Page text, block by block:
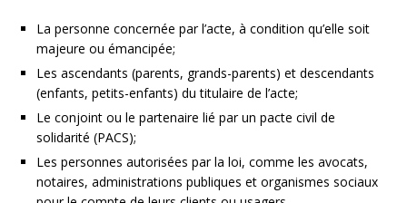
La personne concernée par l’acte, à condition qu’elle soit
majeure ou émancipée;
Les ascendants (parents, grands-parents) et descendants
(enfants, petits-enfants) du titulaire de l’acte;
Le conjoint ou le partenaire lié par un pacte civil de
solidarité (PACS);
Les personnes autorisées par la loi, comme les avocats,
notaires, administrations publiques et organismes sociaux